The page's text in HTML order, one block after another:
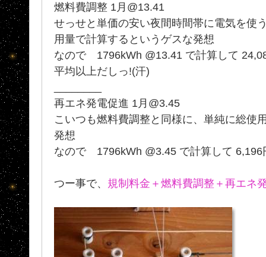
燃料費調整 1月@13.41
せっせと単価の安い夜間時間帯に電気を使
用量で計算するというゲスな発想
なので 1796kWh @13.41 で計算して
平均以上だしっ!(汗)
再エネ発電促進 1月@3.45
こいつも燃料費調整と同様に、単純に総使
発想
なので 1796kWh @3.45 で計算して 6,196
つー事で、 規制料金＋燃料費調整＋再エネ